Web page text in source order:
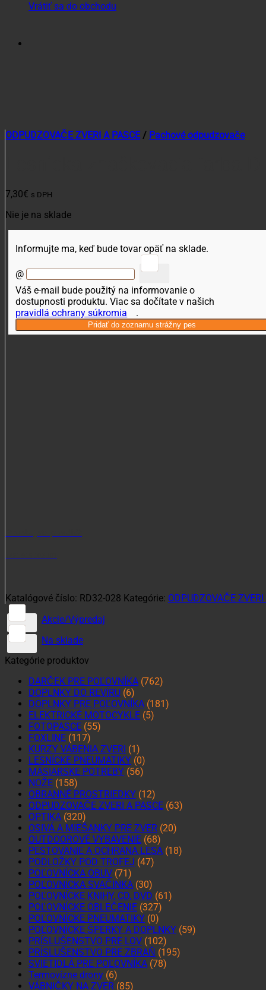
Vrátiť sa do obchodu
ODPUDZOVAČE ZVERI A PASCE / Pachové odpudzovače
7,30€ s DPH
Nie je na sklade
Informujte ma, keď bude tovar opäť na sklade.
@
Váš e-mail bude použitý na informovanie o
dostupnosti produktu. Viac sa dočítate v našich
pravidlá ochrany súkromia
.
Katalógové číslo: RD32-028 Kategórie: ODPUDZOVAČE ZVERI
Akcie/Výpredaj
Na sklade
Kategórie produktov
DARČEK PRE POĽOVNÍKA (762)
DOPLNKY DO REVÍRU (6)
DOPLNKY PRE POĽOVNÍKA (181)
ELEKTRICKÉ MOTOCYKLE (5)
FOTOPASCE (55)
FOXLINE (117)
KURZY VÁBENIA ZVERI (1)
LESNÍCKE PNEUMATIKY (0)
MÄSIARSKE POTREBY (56)
NOŽE (158)
OBRANNÉ PROSTRIEDKY (12)
ODPUDZOVAČE ZVERI A PASCE (63)
OPTIKA (320)
OSIVÁ A MIEŠANKY PRE ZVER (20)
OUTDOOROVÉ VYBAVENIE (68)
PESTOVANIE A OCHRANA LESA (18)
PODLOŽKY POD TROFEJ (47)
POĽOVNÍCKA OBUV (71)
POĽOVNÍCKA SVAČINKA (30)
POĽOVNÍCKE KNIHY, CD, DVD (61)
POĽOVNÍCKE OBLEČENIE (327)
POĽOVNÍCKE PNEUMATIKY (0)
POĽOVNÍCKE ŠPERKY A DOPLNKY (59)
PRÍSLUŠENSTVO PRE LOV (102)
PRÍSLUŠENSTVO PRE ZBRAŇ (195)
SVIETIDLÁ PRE POĽOVNÍKA (78)
Termovízne drony (6)
VÁBNIČKY NA ZVER (85)